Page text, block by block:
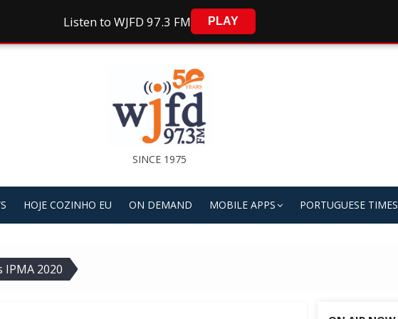
Listen to WJFD 97.3 FM PLAY
SINCE 1975
HOJE COZINHO EU ON DEMAND MOBILE APPS PORTUGUESE TIMES
IPMA 2020